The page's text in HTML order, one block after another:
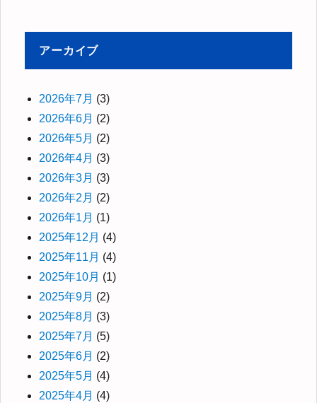
アーカイブ
2026年7月 (3)
2026年6月 (2)
2026年5月 (2)
2026年4月 (3)
2026年3月 (3)
2026年2月 (2)
2026年1月 (1)
2025年12月 (4)
2025年11月 (4)
2025年10月 (1)
2025年9月 (2)
2025年8月 (3)
2025年7月 (5)
2025年6月 (2)
2025年5月 (4)
2025年4月 (4)